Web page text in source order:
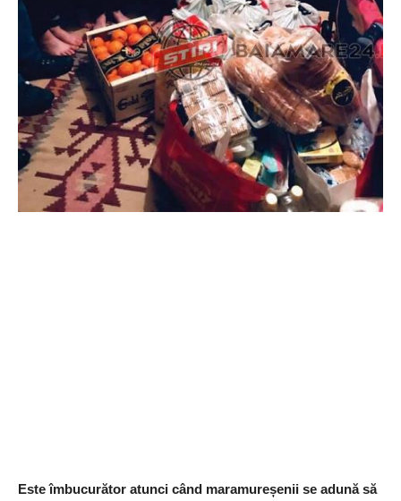
Este îmbucurător atunci când maramureșenii se adună să